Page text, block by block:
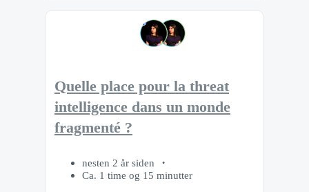
Quelle place pour la threat
intelligence dans un monde
fragmenté ?
nesten 2 år siden
Ca. 1 time og 15 minutter